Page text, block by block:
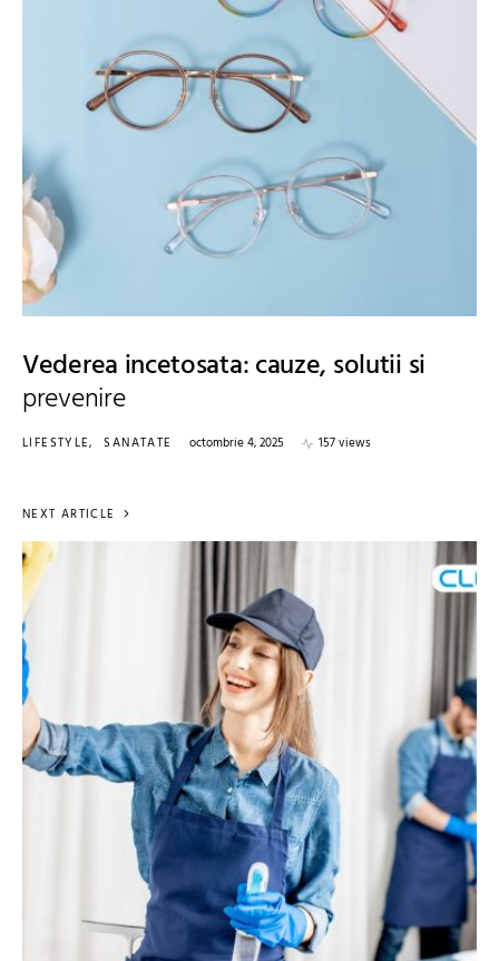
Vederea incetosata: cauze, solutii si
prevenire
LIFESTYLE SANATATE octombrie 4, 2025 157 views
NEXT ARTICLE